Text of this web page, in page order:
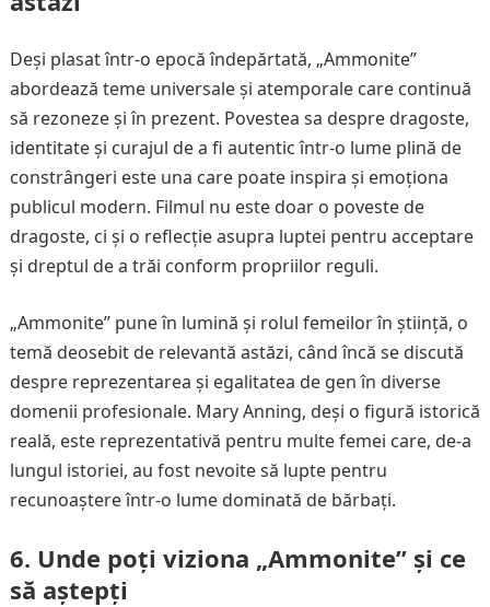
Deși plasat într-o epocă îndepărtată, „Ammonite”
abordează teme universale și atemporale care continuă
să rezoneze și în prezent. Povestea sa despre dragoste,
identitate și curajul de a fi autentic într-o lume plină de
constrângeri este una care poate inspira și emoționa
publicul modern. Filmul nu este doar o poveste de
dragoste, ci și o reflecție asupra luptei pentru acceptare
și dreptul de a trăi conform propriilor reguli.
„Ammonite” pune în lumină și rolul femeilor în știință, o
temă deosebit de relevantă astăzi, când încă se discută
despre reprezentarea și egalitatea de gen în diverse
domenii profesionale. Mary Anning, deși o figură istorică
reală, este reprezentativă pentru multe femei care, de-a
lungul istoriei, au fost nevoite să lupte pentru
recunoaștere într-o lume dominată de bărbați.
6. Unde poți viziona „Ammonite” și ce
să aștepți